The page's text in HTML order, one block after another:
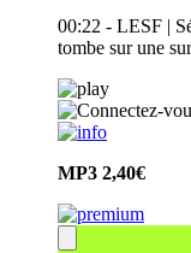
00:22 - LESF |
tombe sur une
MP3 2,40€